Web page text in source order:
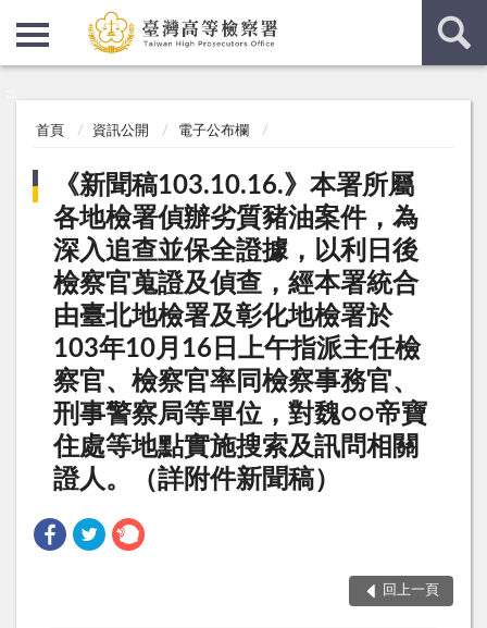
首頁 資訊公開 電子公布欄
《新聞稿103.10.16.》本署所屬
各地檢署偵辦劣質豬油案件，為
深入追查並保全證據，以利日後
檢察官蒐證及偵查，經本署統合
由臺北地檢署及彰化地檢署於
103年10月16日上午指派主任檢
察官、檢察官率同檢察事務官、
刑事警察局等單位，對魏○○帝寶
住處等地點實施搜索及訊問相關
證人。（詳附件新聞稿）
回上一頁